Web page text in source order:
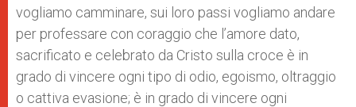
vogliamo camminare, sui loro passi vogliamo andare
per professare con coraggio che l’amore dato,
sacrificato e celebrato da Cristo sulla croce è in
grado di vincere ogni tipo di odio, egoismo, oltraggio
o cattiva evasione; è in grado di vincere ogni